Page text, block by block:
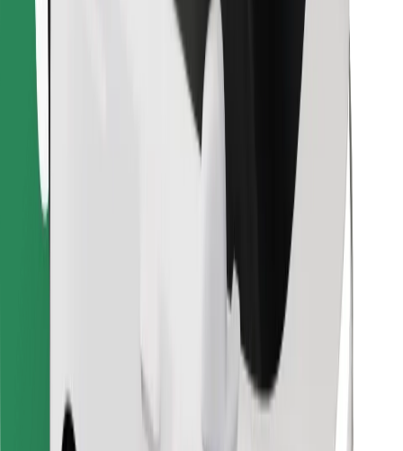
Obtenez un trajet en quelques minutes !
Télécharger l'appli Bolt
Retrouvez tous vos plats favoris !
Télécharger l'appli Bolt Food